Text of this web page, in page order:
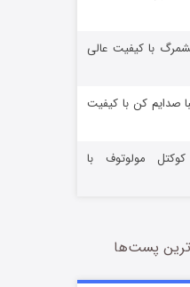
در مغولستان
با کیفیت عالی
صدایم کن با کیفیت
کوکتل مولوتوف با
پست‌ها